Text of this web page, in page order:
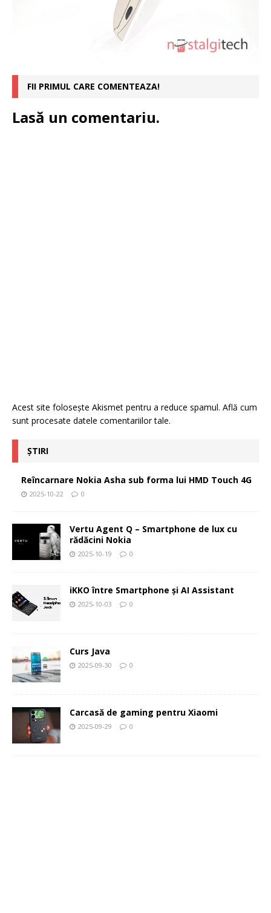
FII PRIMUL CARE COMENTEAZA!
Lasă un comentariu.
Acest site folosește Akismet pentru a reduce spamul. Află cum
sunt procesate datele comentariilor tale.
ȘTIRI
Reîncarnare Nokia Asha sub forma lui HMD Touch 4G
2025-10-22 0
Vertu Agent Q – Smartphone de lux cu
rădăcini Nokia
2025-10-19 0
iKKO între Smartphone și AI Assistant
2025-10-03 0
Curs Java
2025-09-30 0
Carcasă de gaming pentru Xiaomi
2025-09-29 0